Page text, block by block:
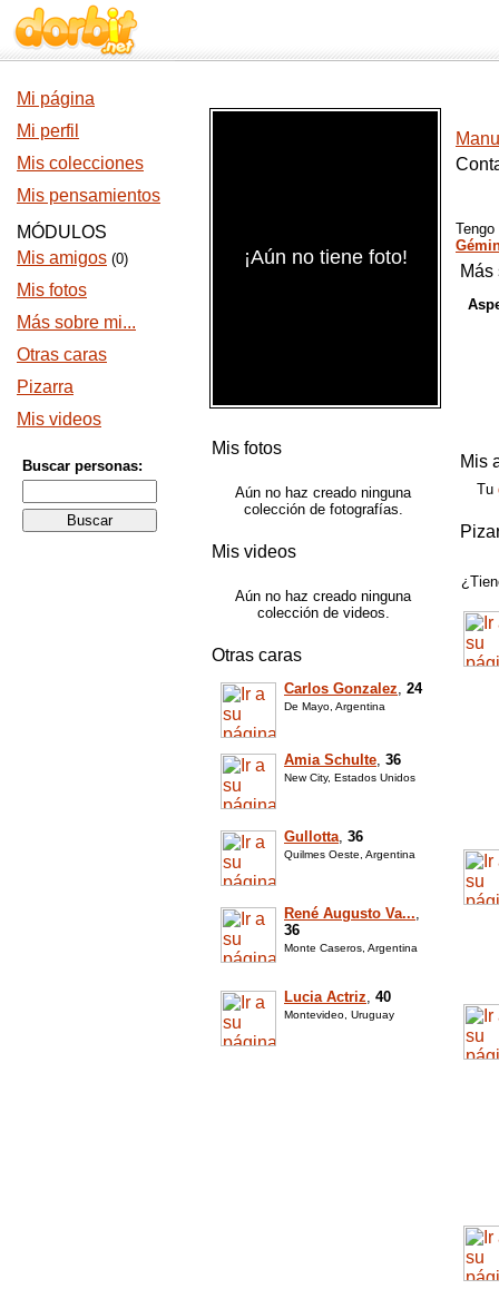
Mi página
Mi perfil
Mis colecciones
Mis pensamientos
MÓDULOS
Mis amigos (0)
Mis fotos
Más sobre mi...
Otras caras
Pizarra
Mis videos
Buscar personas:
¡Aún no tiene foto!
Mis fotos
Aún no haz creado ninguna
colección de fotografías.
Mis videos
Aún no haz creado ninguna
colección de videos.
Otras caras
Carlos Gonzalez, 24
De Mayo, Argentina
Amia Schulte, 36
New City, Estados Unidos
Gullotta, 36
Quilmes Oeste, Argentina
René Augusto Va...,
36
Monte Caseros, Argentina
Lucia Actriz, 40
Montevideo, Uruguay
Tengo
Más
Mis
Tu